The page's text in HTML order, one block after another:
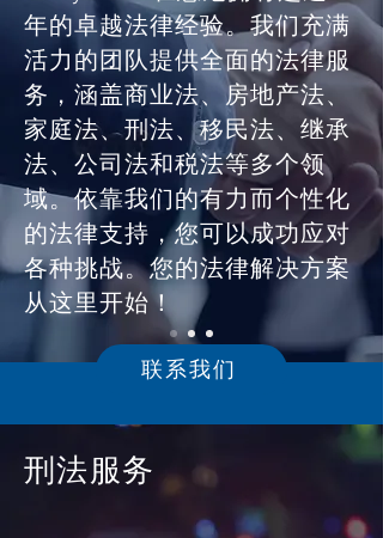
年的卓越法律经验。我们充满
活力的团队提供全面的法律服
务，涵盖商业法、房地产法、
家庭法、刑法、移民法、继承
法、公司法和税法等多个领
域。依靠我们的有力而个性化
的法律支持，您可以成功应对
各种挑战。您的法律解决方案
从这里开始！
联系我们
刑法服务